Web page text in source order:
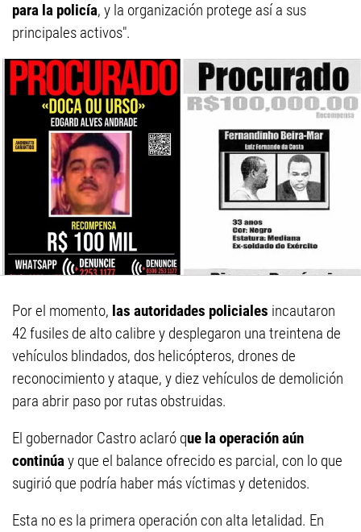
para la policía, y la organización protege así a sus
principales activos".
Por el momento, las autoridades policiales incautaron
42 fusiles de alto calibre y desplegaron una treintena de
vehículos blindados, dos helicópteros, drones de
reconocimiento y ataque, y diez vehículos de demolición
para abrir paso por rutas obstruidas.
El gobernador Castro aclaró que la operación aún
continúay que el balance ofrecido es parcial, con lo que
sugirió que podría haber más víctimas y detenidos.
Esta no es la primera operación con alta letalidad. En